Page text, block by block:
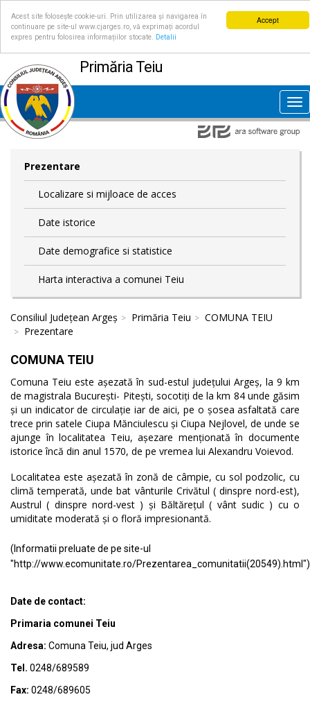
Accept
Acest site folosește cookie-uri. Prin utilizarea și navigarea în
continuare pe site-ul www.cjarges.ro, vă exprimați acordul
expres pentru folosirea informațiilor stocate.
Detalii
Primăria Teiu
Prezentare
Localizare si mijloace de acces
Date istorice
Date demografice si statistice
Harta interactiva a comunei Teiu
Consiliul Județean Argeș Primăria Teiu
COMUNA TEIU
Prezentare
COMUNA TEIU
Comuna Teiu este așezată în sud-estul județului Argeș, la 9 km
de magistrala București- Pitești, socotiți de la km 84 unde găsim
și un indicator de circulație iar de aici, pe o șosea asfaltată care
trece prin satele Ciupa Mănciulescu și Ciupa Nejlovel, de unde se
ajunge în localitatea Teiu, așezare menționată în documente
istorice încă din anul 1570, de pe vremea lui Alexandru Voievod.
Localitatea este așezată în zonă de câmpie, cu sol podzolic, cu
climă temperată, unde bat vânturile Crivătul ( dinspre nord-est),
Austrul ( dinspre nord-vest ) și Băltărețul ( vânt sudic ) cu o
umiditate moderată și o floră impresionantă.
(Informatii preluate de pe site-ul
"http://www.ecomunitate.ro/Prezentarea_comunitatii(20549).html")
Date de contact:
Primaria comunei Teiu
Adresa: Comuna Teiu, jud Arges
Tel. 0248/689589
Fax: 0248/689605